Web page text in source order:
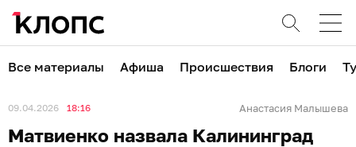
Все материалы Афиша Происшествия Блоги
09.04.2026 18:16 Анастасия Малышева
Матвиенко назвала Калининград